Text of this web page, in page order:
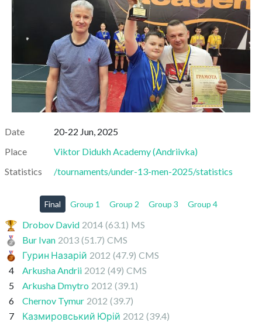
Date
20-22 Jun, 2025
Place
Viktor Didukh Academy(Andriivka)
Statistics
/tournaments/under-13-men-2025/statistics
Final Group 1 Group 2 Group 3 Group 4
Drobov David 2014 (63.1) MS
Bur Ivan 2013 (51.7) CMS
Гурин Назарій 2012 (47.9) CMS
4
Arkusha Andrii 2012 (49) CMS
5
Arkusha Dmytro 2012 (39.1)
6
Chernov Tymur 2012 (39.7)
7
Казмировський Юрій 2012 (39.4)